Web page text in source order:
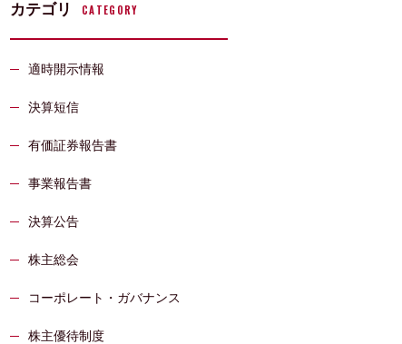
カテゴリ CATEGORY
適時開示情報
決算短信
有価証券報告書
事業報告書
決算公告
株主総会
コーポレート・ガバナンス
株主優待制度